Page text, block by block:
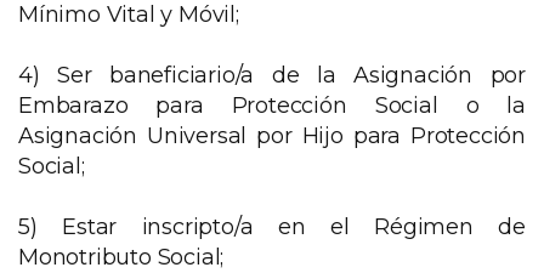
Mínimo Vital y Móvil;
4) Ser baneficiario/a de la Asignación por
Embarazo para Protección Social o la
Asignación Universal por Hijo para Protección
Social;
5) Estar inscripto/a en el Régimen de
Monotributo Social;